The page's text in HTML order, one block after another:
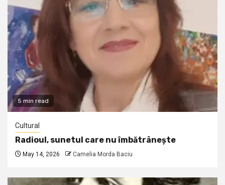
5 min read
Cultural
Radioul, sunetul care nu îmbătrânește
May 14, 2026 Camelia Morda Baciu